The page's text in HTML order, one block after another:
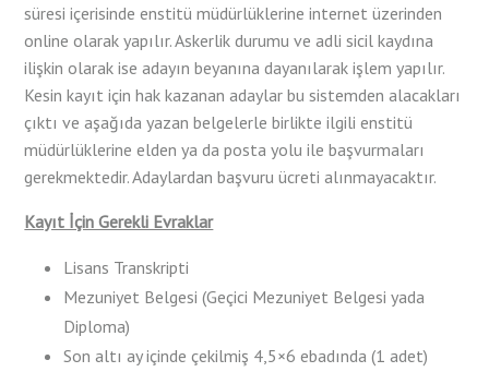
süresi içerisinde enstitü müdürlüklerine internet üzerinden
online olarak yapılır. Askerlik durumu ve adli sicil kaydına
ilişkin olarak ise adayın beyanına dayanılarak işlem yapılır.
Kesin kayıt için hak kazanan adaylar bu sistemden alacakları
çıktı ve aşağıda yazan belgelerle birlikte ilgili enstitü
müdürlüklerine elden ya da posta yolu ile başvurmaları
gerekmektedir. Adaylardan başvuru ücreti alınmayacaktır.
Kayıt İçin Gerekli Evraklar
Lisans Transkripti
Mezuniyet Belgesi (Geçici Mezuniyet Belgesi yada
Diploma)
Son altı ay içinde çekilmiş 4,5×6 ebadında (1 adet)